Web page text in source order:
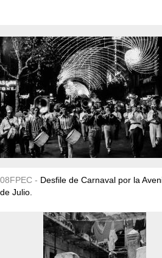
08FPEC - Desfile de Carnaval por la
de Julio.